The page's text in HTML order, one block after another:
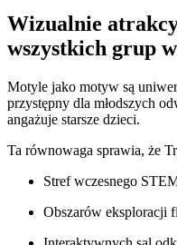
Wizualnie
wszystkich grup
Motyle jako motyw są
przystępny dla młodszych
angażuje starsze dzieci.
Ta równowaga sprawia, że
Stref wczesnego
Obszarów eksploracji